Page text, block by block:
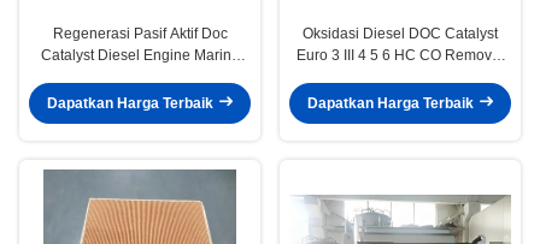
Regenerasi Pasif Aktif Doc
Catalyst Diesel Engine Marine
Dapatkan Harga Terbaik
Oksidasi Diesel DOC Catalyst
Euro 3 III 4 5 6 HC CO Removal
Dapatkan Harga Terbaik